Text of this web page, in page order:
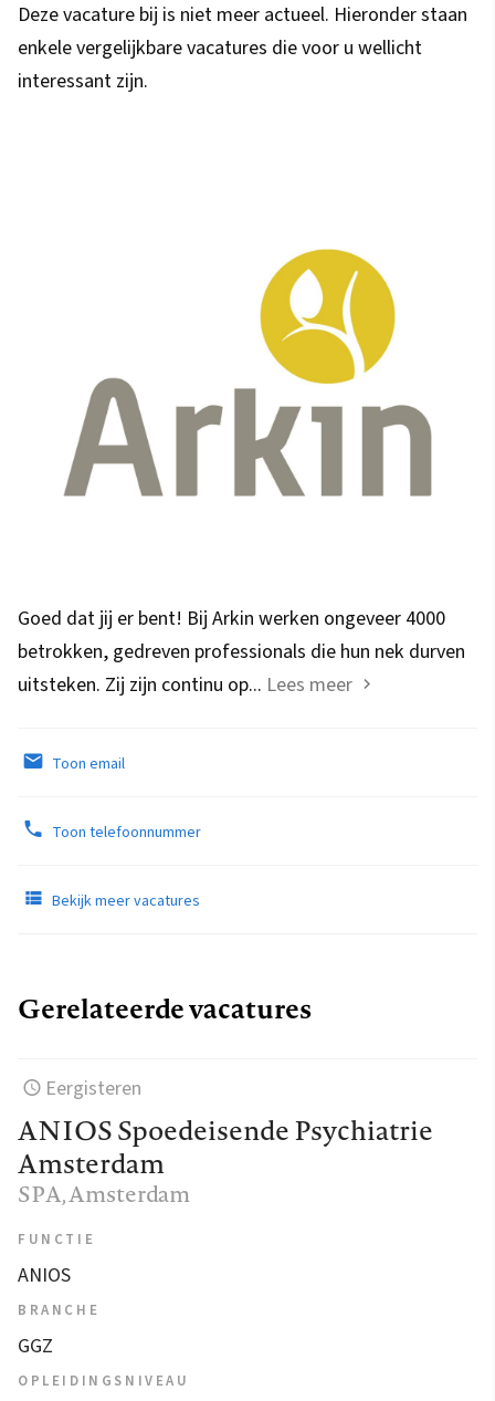
Deze vacature bij is niet meer actueel. Hieronder staan
enkele vergelijkbare vacatures die voor u wellicht
interessant zijn.
Goed dat jij er bent! Bij Arkin werken ongeveer 4000
betrokken, gedreven professionals die hun nek durven
uitsteken. Zij zijn continu op... Lees meer
Toon email
Toon telefoonnummer
Bekijk meer vacatures
Gerelateerde vacatures
Eergisteren
ANIOS Spoedeisende Psychiatrie
Amsterdam
SPA, Amsterdam
FUNCTIE
ANIOS
BRANCHE
GGZ
OPLEIDINGSNIVEAU